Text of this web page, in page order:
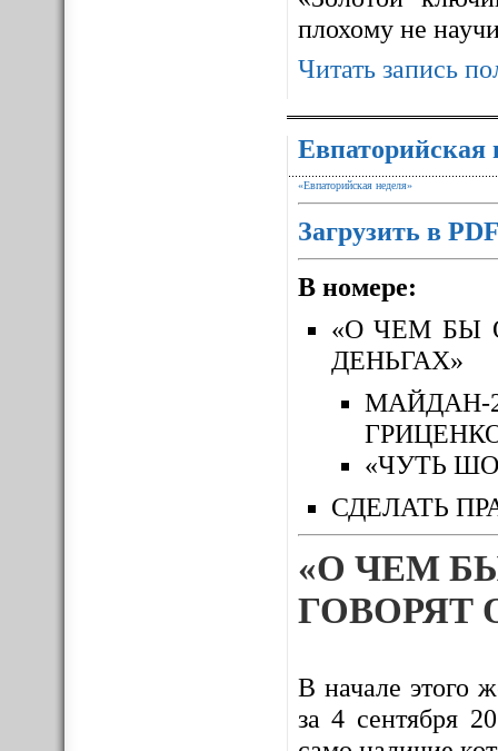
плохому не
Читать запись
Евпаторийская
«Евпаторийская неделя»
Загрузить в
В номере:
«О ЧЕМ БЫ
ДЕНЬГАХ»
«ЧУТЬ
СДЕЛАТЬ
«О ЧЕМ
ГОВОРЯТ
В начале этого
за 4 сентября